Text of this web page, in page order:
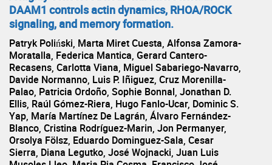
DAAM1 controls actin dynamics, RHOA/ROCK
signaling, and memory formation.
Patryk Poliński, Marta Miret Cuesta, Alfonsa Zamora-
Moratalla, Federica Mantica, Gerard Cantero-
Recasens, Carlotta Viana, Miguel Sabariego-Navarro,
Davide Normanno, Luis P. Iñiguez, Cruz Morenilla-
Palao, Patricia Ordoño, Sophie Bonnal, Jonathan D.
Ellis, Raúl Gómez-Riera, Hugo Fanlo-Ucar, Dominic S.
Yap, María Martínez De Lagrán, Álvaro Fernández-
Blanco, Cristina Rodríguez-Marin, Jon Permanyer,
Orsolya Fölsz, Eduardo Dominguez-Sala, Cesar
Sierra, Diana Legutko, José Wojnacki, Juan Luis